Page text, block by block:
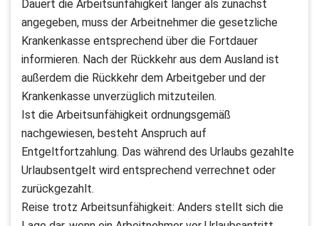
Dauert die Arbeitsunfähigkeit länger als zunächst
angegeben, muss der Arbeitnehmer die gesetzliche
Krankenkasse entsprechend über die Fortdauer
informieren. Nach der Rückkehr aus dem Ausland ist
außerdem die Rückkehr dem Arbeitgeber und der
Krankenkasse unverzüglich mitzuteilen.
Ist die Arbeitsunfähigkeit ordnungsgemäß
nachgewiesen, besteht Anspruch auf
Entgeltfortzahlung. Das während des Urlaubs gezahlte
Urlaubsentgelt wird entsprechend verrechnet oder
zurückgezahlt.
Reise trotz Arbeitsunfähigkeit: Anders stellt sich die